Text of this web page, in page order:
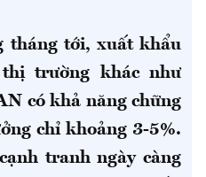
tháng tới, xuất khẩu
trường khác như
có khả năng chững
chỉ khoảng 3-5%.
tranh ngày càng